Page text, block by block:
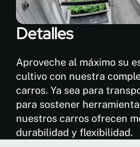
Acabados
duraderos
de
en
evitando
marcas
y
arañazos.
Máxima
resistencia
Detalles
Aproveche al máximo su
cultivo con nuestra
carros. Ya sea para
para sostener
nuestros carros ofrecen
durabilidad y flexibilidad.